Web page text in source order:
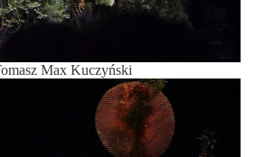
Max Kuczyński